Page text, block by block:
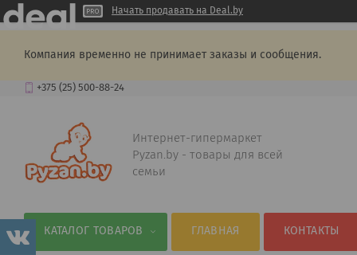
Начать продавать на Deal.by
Компания временно не принимает заказы и сообщения.
+375 (25) 500-88-24
Интернет-гипермаркет
Pyzan.by - товары для всей
семьи
КАТАЛОГ ТОВАРОВ ГЛАВНАЯ КОНТАКТЫ